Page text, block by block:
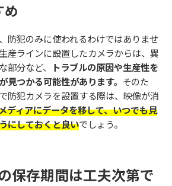
め
防犯のみに使われるわけではありませ
産ラインに設置したカメラからは、異
分など、
トラブルの原因や生産性を
見つかる可能性があります。 そのた
防犯カメラを設置する際は、映像が消
ディアにデータを移して、いつでも見
にしておくと良いでしょう。
保存期間は工夫次第で